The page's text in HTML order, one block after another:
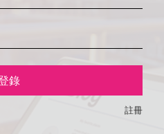
錄
註冊